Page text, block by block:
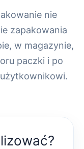
nie
zapakowania
w magazynie,
paczki i po